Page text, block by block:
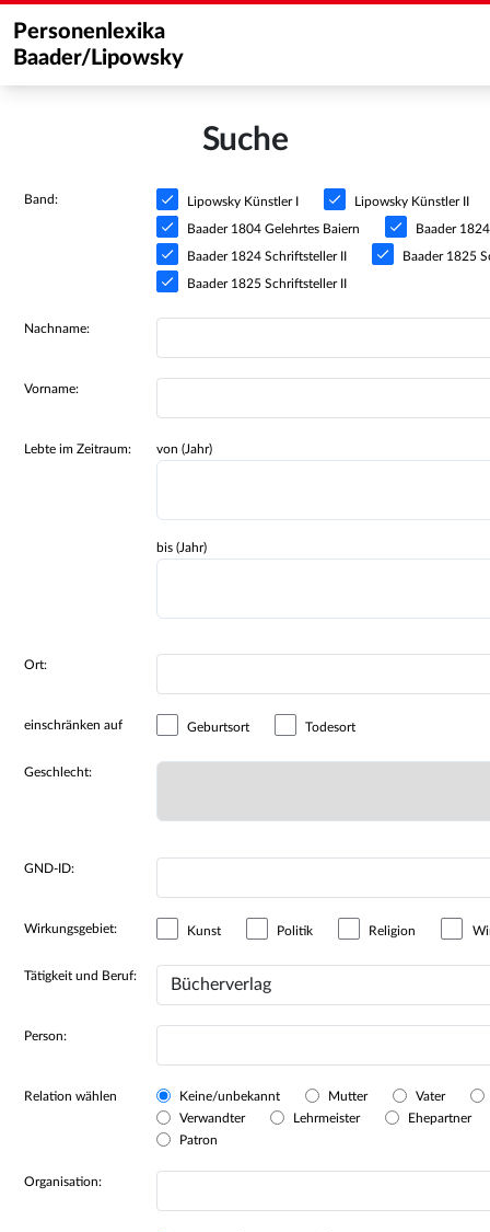
Personenlexika
Baader/Lipowsky
Suche
Band: Lipowsky Künstler I Lipowsky Künstler II
Baader 1804 Gelehrtes Baiern Baader
Baader 1824 Schriftsteller II Baader 1825
Baader 1825 Schriftsteller II
Nachname:
Vorname:
Lebte im Zeitraum: von (Jahr)
bis (Jahr)
Ort:
einschränken auf Geburtsort Todesort
Geschlecht:
GND-ID:
Wirkungsgebiet: Kunst Politik Religion
Tätigkeit und Beruf:
Person:
Relation wählen Keine/unbekannt Mutter
Vater
Verwandter
Lehrmeister
Ehepartner
Patron
Organisation: